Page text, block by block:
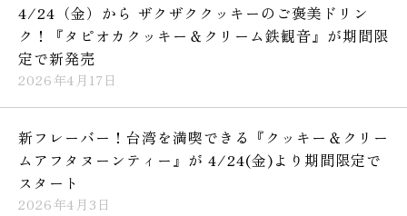
4/24（金）から ザクザククッキーのご褒美ドリン
ク！『タピオカクッキー＆クリーム鉄観音』が期間限
定で新発売
2026年4月17日
新フレーバー！台湾を満喫できる『クッキー＆クリー
ムアフタヌーンティー』が 4/24(金)より期間限定で
スタート
2026年4月3日